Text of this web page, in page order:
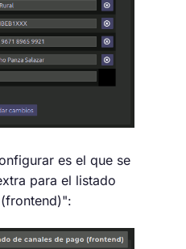
es el que se
para el listado